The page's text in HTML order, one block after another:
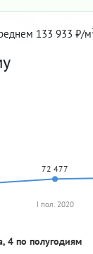
133 933 ₽/
72 477
I пол. 2020
4 по полугодиям